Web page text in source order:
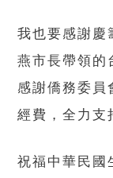
我也要感謝慶
燕市長帶領的
感謝僑務委員
經費，全力支
祝福中華民國